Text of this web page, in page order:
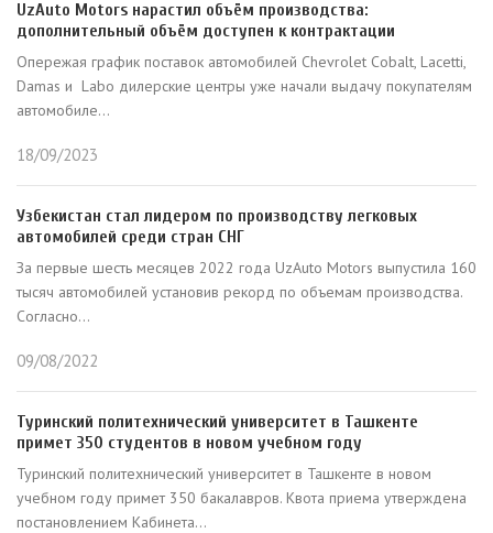
UzAuto Motors нарастил объём производства:
дополнительный объём доступен к контрактации
Опережая график поставок автомобилей Chevrolet Cobalt, Lacetti,
Damas и Labo дилерские центры уже начали выдачу покупателям
автомобиле...
18/09/2023
Узбекистан стал лидером по производству легковых
автомобилей среди стран СНГ
За первые шесть месяцев 2022 года UzAuto Motors выпустила 160
тысяч автомобилей установив рекорд по объемам производства.
Согласно...
09/08/2022
Туринский политехнический университет в Ташкенте
примет 350 студентов в новом учебном году
Туринский политехнический университет в Ташкенте в новом
учебном году примет 350 бакалавров. Квота приема утверждена
постановлением Кабинета...